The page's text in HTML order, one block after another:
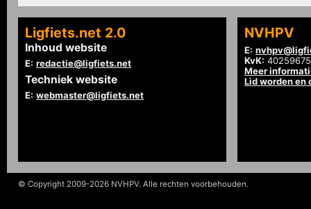
Ligfiets.net 2.0
Inhoud website
E: redactie@ligfiets.net
Techniek website
E: webmaster@ligfiets.net
NVHPV
E:
KvK: 40259675
Meer
Lid worden en
© Copyright 2009-2026 NVHPV. Alle rechten voorbehouden.